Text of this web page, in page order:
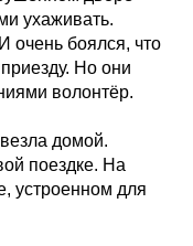
ухаживать.
очень боялся, что
Но они
волонтёр.
домой.
поездке. На
устроенном для